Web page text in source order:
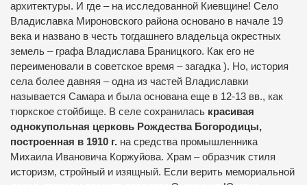
архитектуры. И где – на исследованной Киевщине! Село
Владиславка Мироновского района основано в начале 19
века и названо в честь тогдашнего владельца окрестных
земель – графа Владислава Браницкого. Как его не
переименовали в советское время – загадка ). Но, история
села более давняя – одна из частей Владиславки
называется Самара и была основана еще в 12-13 вв., как
тюркское стойбище. В селе сохранилась красивая
однокупольная церковь Рождества Богородицы,
построенная в 1910 г. на средства промышленника
Михаила Ивановича Коржуйова. Храм – образчик стиля
историзм, стройный и изящный. Если верить мемориальной